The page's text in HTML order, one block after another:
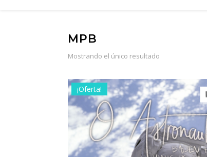
MPB
Mostrando el único resultado
¡Oferta!